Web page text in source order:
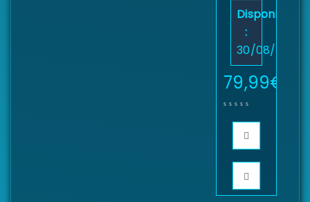
Disponibilité
:
30/08/2026
79,99€